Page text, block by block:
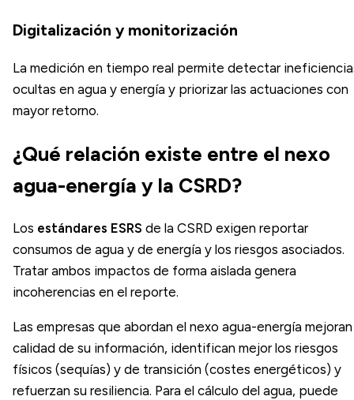
Digitalización y monitorización
La medición en tiempo real permite detectar
ocultas en agua y energía y priorizar las actuaciones con
mayor retorno.
¿Qué relación existe entre el nexo
agua-energía y la CSRD?
Los estándares ESRS de la CSRD exigen reportar
consumos de agua y de energía y los riesgos asociados.
Tratar ambos impactos de forma aislada genera
incoherencias en el reporte.
Las empresas que abordan el nexo agua-energía mejoran
calidad de su información, identifican mejor los riesgos
físicos (sequías) y de transición (costes energéticos) y
refuerzan su resiliencia. Para el cálculo del agua, puede